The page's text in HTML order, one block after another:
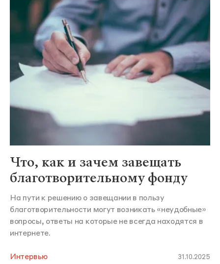
Что, как и зачем завещать
благотворительному фонду
На пути к решению о завещании в пользу
благотворительности могут возникать «неудобные»
вопросы, ответы на которые не всегда находятся в
интернете.
Интервью 31.10.2025